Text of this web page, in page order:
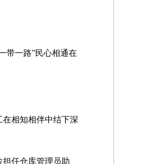
带一路”民心相通在
相知相伴中结下深
任仓库管理员助